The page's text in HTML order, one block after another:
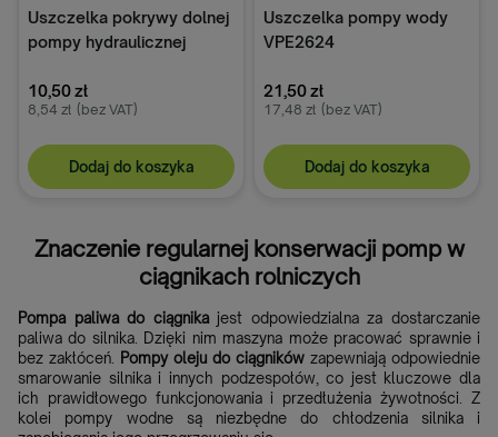
Uszczelka pokrywy dolnej
pompy hydraulicznej
70114613
10,50 zł
8,54 zł (bez VAT)
Dodaj do koszyka
Uszczelka pompy wody
VPE2624
21,50 zł
17,48 zł (bez VAT)
Dodaj do koszyka
Znaczenie regularnej konserwacji pomp w
ciągnikach rolniczych
Pompa paliwa do ciągnikajest odpowiedzialna za dostarczanie
paliwa do silnika. Dzięki nim maszyna może pracować sprawnie i
bez zakłóceń. Pompy oleju do ciągnikówzapewniają odpowiednie
smarowanie silnika i innych podzespołów, co jest kluczowe dla
ich prawidłowego funkcjonowania i przedłużenia żywotności. Z
kolei pompy wodne są niezbędne do chłodzenia silnika i